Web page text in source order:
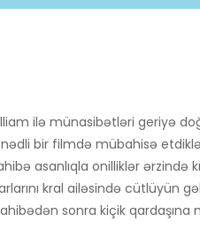
ilə münasibətləri geriyə
bir filmdə mübahisə
asanlıqla onilliklər
kral ailəsində cütlüyün
sonra kiçik